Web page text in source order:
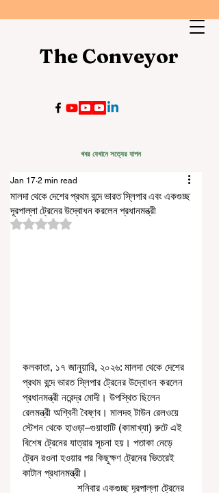
The Conveyor
খবর যেখানে সত্যের যাপন
মালদা থেকে দেশের প্রথম বন্দে ভারত স্লিপার এবং একগুচ্ছ
দূরপাল্লা ট্রেনের উদ্বোধন করলেন প্রধানমন্ত্রী
Jan 17 2 min read
Rated NaN out of 5 stars.
কলকাতা, ১৭ জানুয়ারি, ২০২৬: মালদা থেকে দেশের
প্রথম বন্দে ভারত স্লিপার ট্রেনের উদ্বোধন করলেন
প্রধানমন্ত্রী নরেন্দ্র মোদী। উপস্থিত ছিলেন
রেলমন্ত্রী অশ্বিনী বৈষ্ণব। মালদহ টাউন রেলওয়ে
স্টেশন থেকে হাওড়া–গুয়াহাটি (কামাখ্যা) রুটে এই
বিশেষ ট্রেনের যাত্রার সূচনা হয়। পতাকা নেড়ে
ট্রেন রওনা হওয়ার পর কিছুক্ষণ ট্রেনের ভিতরেই
কাটান প্রধানমন্ত্রী।